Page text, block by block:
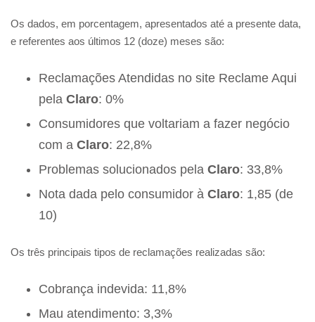
Os dados, em porcentagem, apresentados até a presente data,
e referentes aos últimos 12 (doze) meses são:
Reclamações Atendidas no site Reclame Aqui
pela Claro: 0%
Consumidores que voltariam a fazer negócio
com a Claro: 22,8%
Problemas solucionados pela Claro: 33,8%
Nota dada pelo consumidor à Claro: 1,85 (de
10)
Os três principais tipos de reclamações realizadas são:
Cobrança indevida: 11,8%
Mau atendimento: 3,3%